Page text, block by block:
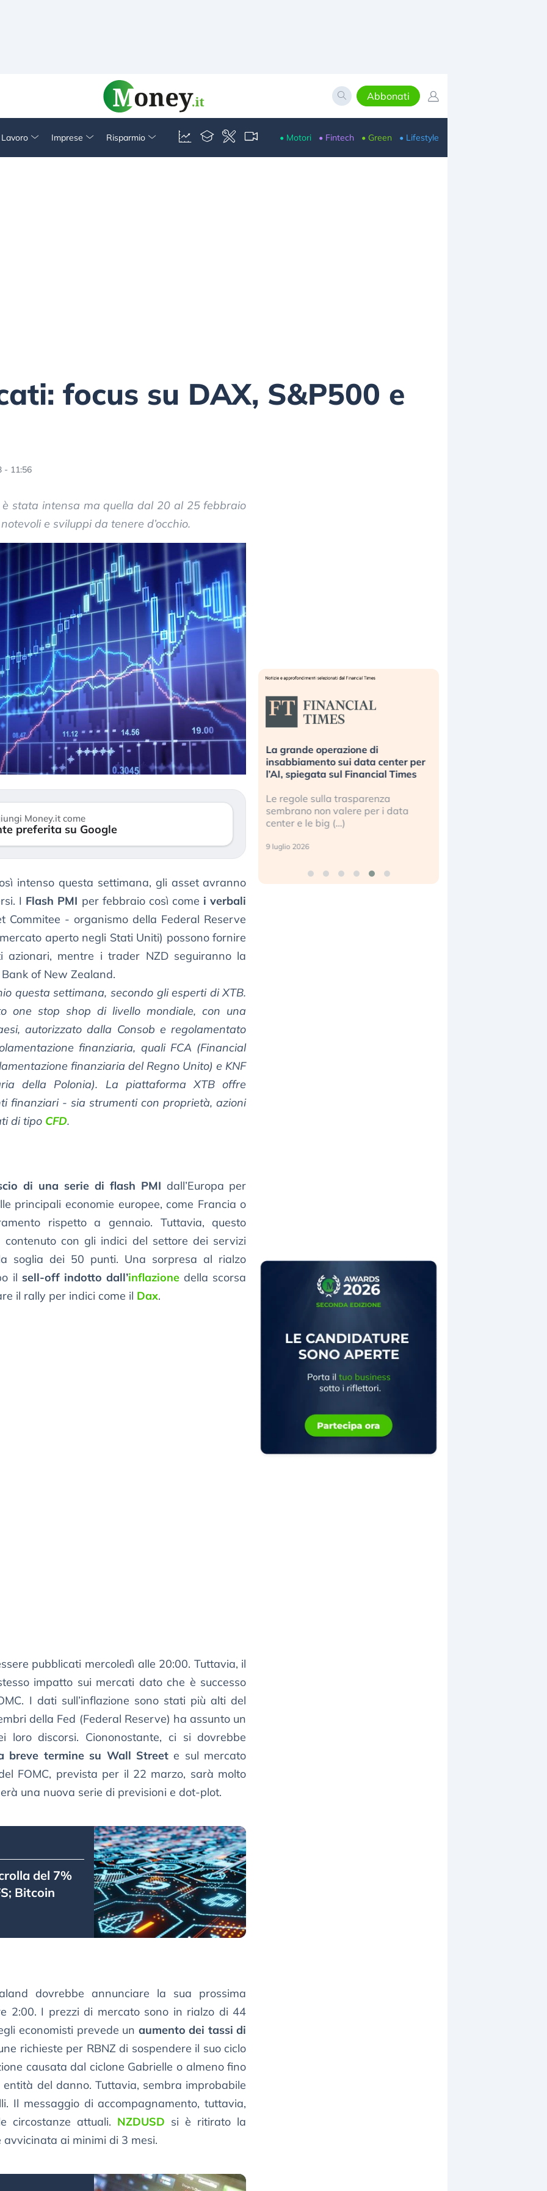
Abbonati
Imprese Risparmio • Motori • Fintech • Green • Lifestyle
focus su DAX, S&P500 e
- 11:56
stata intensa ma quella dal 20 al 25 febbraio
e sviluppi da tenere d’occhio.
Money.it come
preferita su Google
intenso questa settimana, gli asset avranno
I Flash PMI per febbraio così come i verbali
Commitee - organismo della Federal Reserve
aperto negli Stati Uniti) possono fornire
azionari, mentre i trader NZD seguiranno la
of New Zealand.
questa settimana, secondo gli esperti di XTB.
one stop shop di livello mondiale, con una
autorizzato dalla Consob e regolamentato
finanziaria, quali FCA (Financial
finanziaria del Regno Unito) e KNF
della Polonia). La piattaforma XTB offre
finanziari - sia strumenti con proprietà, azioni
​​di tipo CFD.
di una serie di flash PMI dall’Europa per
principali economie europee, come Francia o
rispetto a gennaio. Tuttavia, questo
contenuto con gli indici del settore dei servizi
soglia dei 50 punti. Una sorpresa al rialzo
il sell-off indotto dall’inflazione della scorsa
il rally per indici come il Dax.
pubblicati mercoledì alle 20:00. Tuttavia, il
impatto sui mercati dato che è successo
I dati sull’inflazione sono stati più alti del
della Fed (Federal Reserve) ha assunto un
loro discorsi. Ciononostante, ci si dovrebbe
breve termine su Wall Street e sul mercato
FOMC, prevista per il 22 marzo, sarà molto
una nuova serie di previsioni e dot-plot.
del 7%
Bitcoin
dovrebbe annunciare la sua prossima
2:00. I prezzi di mercato sono in rialzo di 44
economisti prevede un aumento dei tassi di
richieste per RBNZ di sospendere il suo ciclo
causata dal ciclone Gabrielle o almeno fino
del danno. Tuttavia, sembra improbabile
Il messaggio di accompagnamento, tuttavia,
circostanze attuali. NZDUSD si è ritirato la
ai minimi di 3 mesi.
più
sta
Russia e Cina pronti a spegnere
Starlink. Gli investitori stanno
sottovalutando il rischio?
ignorare il rischio geopolitico: il (…)
17 luglio 2026
La grande operazione di
insabbiamento sui data center per
l’AI, spiegata sul Financial Times
Le regole sulla trasparenza
sembrano non valere per i data
center e le big (…)
9 luglio 2026